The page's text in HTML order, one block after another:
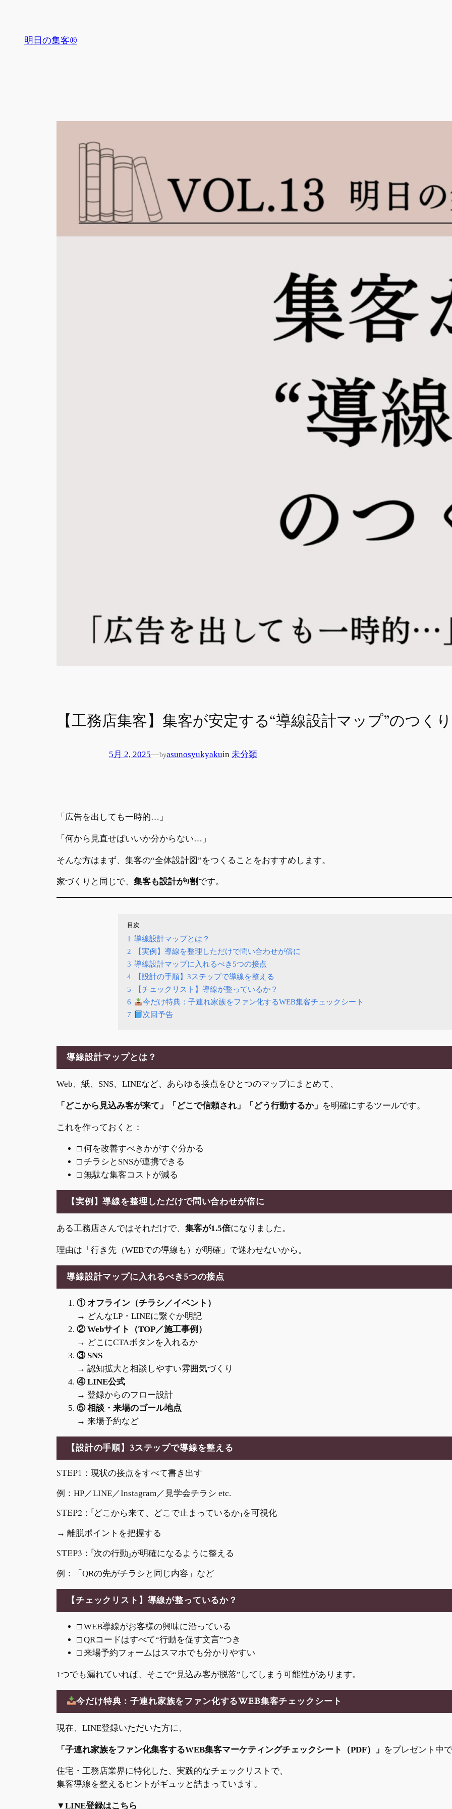
明日の集客®
【工務店集客】集客が安定する“導線設計マップ”のつく
5月 2, 2025—byasunosyukyakuin 未分類
「広告を出しても一時的…」
「何から見直せばいいか分からない…」
そんな方はまず、集客の“全体設計図”をつくることをおすすめします。
家づくりと同じで、 集客も設計が9割 です。
目次
1 導線設計マップとは？
2
【実例】導線を整理しただけで問い合わせが倍に
3 導線設計マップに入れるべき5つの接点
4
【設計の手順】3ステップで導線を整える
5
【チェックリスト】導線が整っているか？
6
今だけ特典：子連れ家族をファン化するWEB集客チェックシート
7
次回予告
導線設計マップとは？
Web、紙、SNS、LINEなど、あらゆる接点をひとつのマップにまとめて、
「どこから見込み客が来て」「どこで信頼され」「どう行動するか」 を明確にするツールです。
これを作っておくと：
□ 何を改善すべきかがすぐ分かる
□ チラシとSNSが連携できる
□ 無駄な集客コストが減る
【実例】導線を整理しただけで問い合わせが倍に
ある工務店さんではそれだけで、 集客が1.5倍になりました。
理由は「行き先（WEBでの導線も）が明確」で迷わせないから。
導線設計マップに入れるべき5つの接点
① オフライン（チラシ／イベント）
→ どんなLP・LINEに繋ぐか明記
② Webサイト（TOP／施工事例）
→ どこにCTAボタンを入れるか
③ SNS
→ 認知拡大と相談しやすい雰囲気づくり
④ LINE公式
→ 登録からのフロー設計
⑤ 相談・来場のゴール地点
→ 来場予約など
【設計の手順】3ステップで導線を整える
STEP1：現状の接点をすべて書き出す
例：HP／LINE／Instagram／見学会チラシ etc.
STEP2：「どこから来て、どこで止まっているか」を可視化
→ 離脱ポイントを把握する
STEP3：「次の行動」が明確になるように整える
例：「QRの先がチラシと同じ内容」など
【チェックリスト】導線が整っているか？
□ WEB導線がお客様の興味に沿っている
□ QRコードはすべて“行動を促す文言”つき
□ 来場予約フォームはスマホでも分かりやすい
1つでも漏れていれば、そこで“見込み客が脱落”してしまう可能性があります。
今だけ特典：子連れ家族をファン化するWEB集客チェックシート
現在、LINE登録いただいた方に、
「子連れ家族をファン化集客するWEB集客マーケティングチェックシート（PDF）」 をプレゼント中
住宅・工務店業界に特化した、実践的なチェックリストで、
集客導線を整えるヒントがギュッと詰まっています。
▼LINE登録はこちら